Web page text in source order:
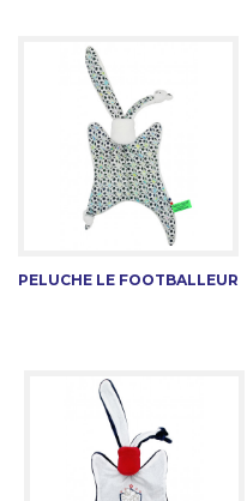
PELUCHE LE FOOTBALLEUR